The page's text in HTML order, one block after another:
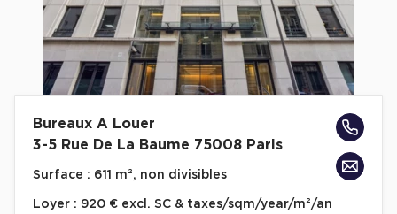
Bureaux A Louer
3-5 Rue De La Baume 75008 Paris
Surface : 611 m², non divisibles
Loyer : 920 € excl. SC & taxes/sqm/year/m²/an